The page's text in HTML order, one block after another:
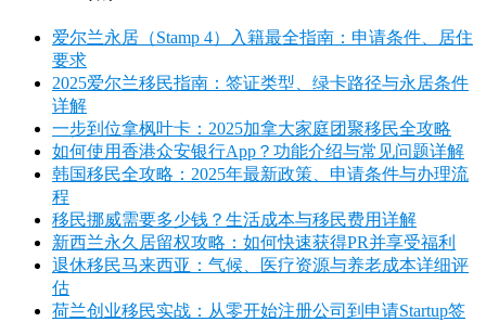
爱尔兰永居（Stamp 4）入籍最全指南：申请条件、居住
要求
2025爱尔兰移民指南：签证类型、绿卡路径与永居条件
详解
一步到位拿枫叶卡：2025加拿大家庭团聚移民全攻略
如何使用香港众安银行App？功能介绍与常见问题详解
韩国移民全攻略：2025年最新政策、申请条件与办理流
程
移民挪威需要多少钱？生活成本与移民费用详解
新西兰永久居留权攻略：如何快速获得PR并享受福利
退休移民马来西亚：气候、医疗资源与养老成本详细评
估
荷兰创业移民实战：从零开始注册公司到申请Startup签